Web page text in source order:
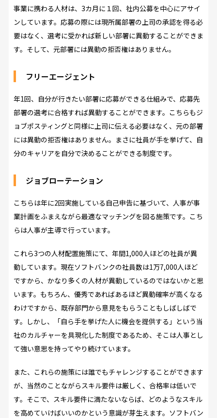
事業に携わる人材は、3カ月に１回、社内公募を中心にアサイ
ンしています。応募の際には現所属部署の上司の承認を得る必
要はなく、選考に受かれば新しい部署に異動することができま
す。そして、元部署には異動の拒否権はありません。
フリーエージェント
年1回、自分が行きたい部署に応募ができる仕組みで、応募先
部署の選考に合格すれば異動することができます。こちらもジ
ョブポスティングと同様に上司に伝える必要はなく、元の部署
には異動の拒否権はありません。まさに社員が手を挙げて、自
分のキャリアを自分で決めることができる制度です。
ジョブローテーション
こちらは年に2回実施している自己申告に基づいて、人事が事
業計画をふまえながら最適なマッチングを図る施策です。こち
らは人事が主導で行っています。
これら3つの人材配置施策にて、年間1,000人ほどの社員が異
動しています。現在ソフトバンクの社員数は1万7,000人ほど
ですから、かなり多くの人材が異動しているのではないかと思
います。もちろん、優秀であればあるほど異動確率が高くなる
わけですから、既存部門から意見をもらうこともしばしばで
す。しかし、「自ら手を挙げた人に機会を提供する」という当
社のカルチャーを具現化した制度であるため、そこは人事とし
て強い意思を持ってやり続けています。
また、これらの施策には誰でもチャレンジすることができます
が、当然のことながらスキル要件は厳しく、合格率は低いで
す。そこで、スキル要件に満たないならば、どのようなスキル
を高めていけばいいのかという意識が芽生えます。ソフトバン